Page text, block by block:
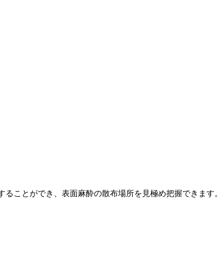
ことができ、表面麻酔の散布場所を見極め把握できます。